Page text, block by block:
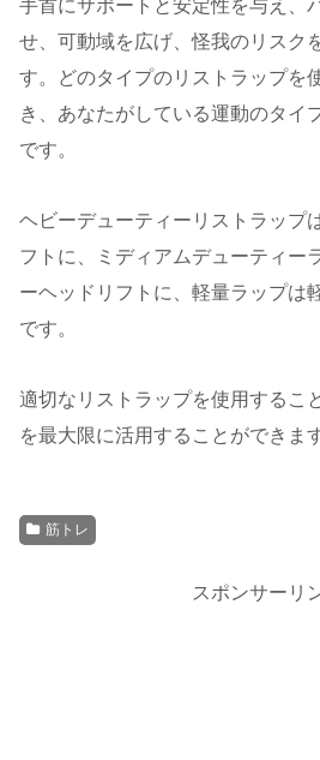
手首にサポートと安定性を与え、
せ、可動域を広げ、怪我のリスク
す。どのタイプのリストラップを
き、あなたがしている運動のタイ
です。
ヘビーデューティーリストラップ
フトに、ミディアムデューティー
ーヘッドリフトに、軽量ラップは
です。
適切なリストラップを使用するこ
を最大限に活用することができます
筋トレ
スポンサーリ